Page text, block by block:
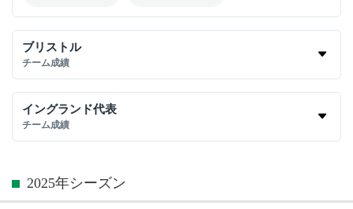
ブリストル
チーム成績
イングランド代表
チーム成績
2025年シーズン